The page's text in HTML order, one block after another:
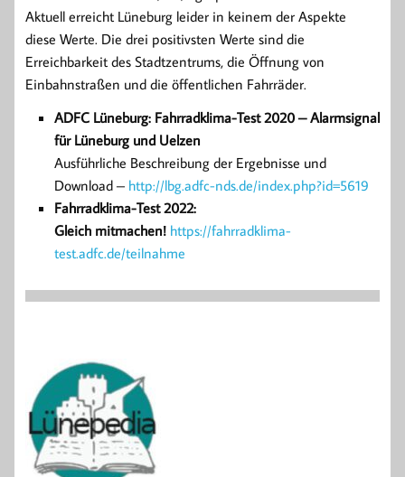
Aktuell erreicht Lüneburg leider in keinem der Aspekte
diese Werte. Die drei positivsten Werte sind die
Erreichbarkeit des Stadtzentrums, die Öffnung von
Einbahnstraßen und die öffentlichen Fahrräder.
ADFC Lüneburg: Fahrradklima-Test 2020 – Alarmsignal
für Lüneburg und Uelzen
Ausführliche Beschreibung der Ergebnisse und
Download – http://lbg.adfc-nds.de/index.php?id=5619
Fahrradklima-Test 2022:
Gleich mitmachen! https://fahrradklima-
test.adfc.de/teilnahme